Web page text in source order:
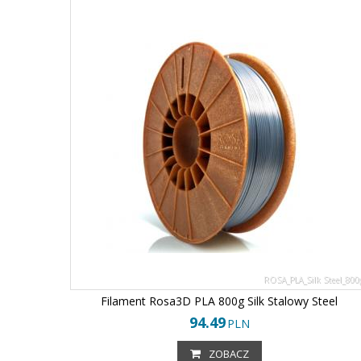
ROSA_PLA_Silk
Filament Rosa3D PLA 800g Silk Stalowy Steel
94.49PLN
ZOBACZ